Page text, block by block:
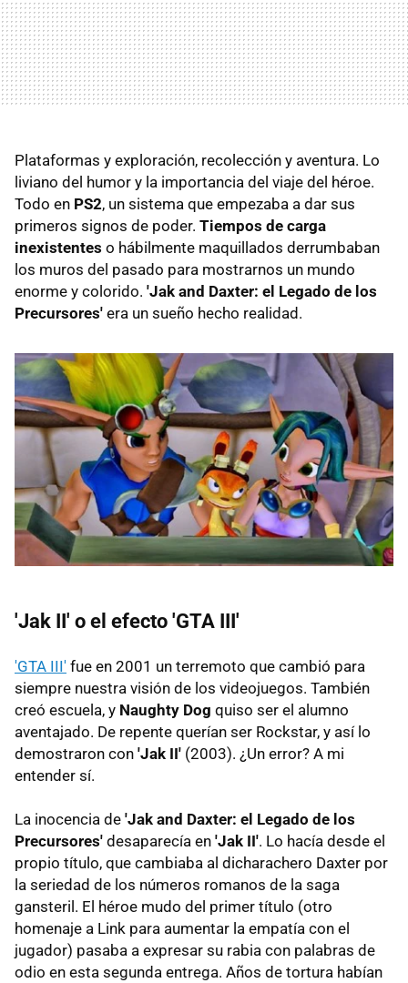
Plataformas y exploración, recolección y aventura. Lo
liviano del humor y la importancia del viaje del héroe.
Todo en PS2, un sistema que empezaba a dar sus
primeros signos de poder. Tiempos de carga
inexistentes o hábilmente maquillados derrumbaban
los muros del pasado para mostrarnos un mundo
enorme y colorido. 'Jak and Daxter: el Legado de los
Precursores' era un sueño hecho realidad.
'Jak II' o el efecto 'GTA III'
'GTA III' fue en 2001 un terremoto que cambió para
siempre nuestra visión de los videojuegos. También
creó escuela, y Naughty Dog quiso ser el alumno
aventajado. De repente querían ser Rockstar, y así lo
demostraron con 'Jak II' (2003). ¿Un error? A mi
entender sí.
La inocencia de 'Jak and Daxter: el Legado de los
Precursores' desaparecía en 'Jak II'. Lo hacía desde el
propio título, que cambiaba al dicharachero Daxter por
la seriedad de los números romanos de la saga
gansteril. El héroe mudo del primer título (otro
homenaje a Link para aumentar la empatía con el
jugador) pasaba a expresar su rabia con palabras de
odio en esta segunda entrega. Años de tortura habían